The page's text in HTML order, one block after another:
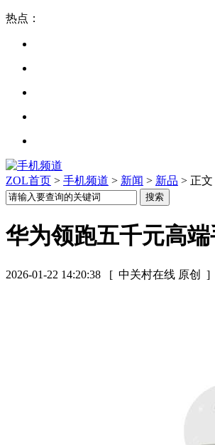
热点：
ZOL首页 > 手机频道 > 新闻 > 新品 > 正文
华为领跑五千元高
2026-01-22 14:20:38 [ 中关村在线 原创 ]